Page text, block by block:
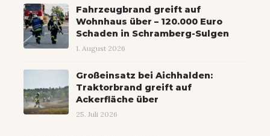
Fahrzeugbrand greift auf
Wohnhaus über – 120.000 Euro
Schaden in Schramberg-Sulgen
1. August 2026
Großeinsatz bei Aichhalden:
Traktorbrand greift auf
Ackerfläche über
25. Juli 2026